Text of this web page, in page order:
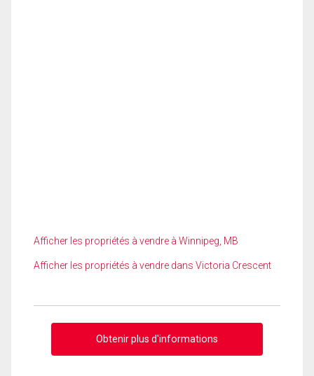
Afficher les propriétés à vendre à Winnipeg, MB
Afficher les propriétés à vendre dans Victoria Crescent
Obtenir plus d'informations